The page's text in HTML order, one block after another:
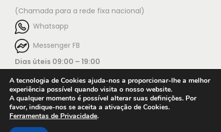
(Chamada para a rede fixa nacional)
Whatsapp
Messenger FB
Dias úteis 09:00 – 19:00
© 2025 Jorge Ourivesaria |
A tecnologia de Cookies ajuda-nos a proporcionar-lhe a melhor
experiência possível quando visita o nosso website.
A qualquer momento é possível alterar suas definições. Por
favor, indique-nos se aceita a ativação de Cookies.
Ferramentas de Privacidade.